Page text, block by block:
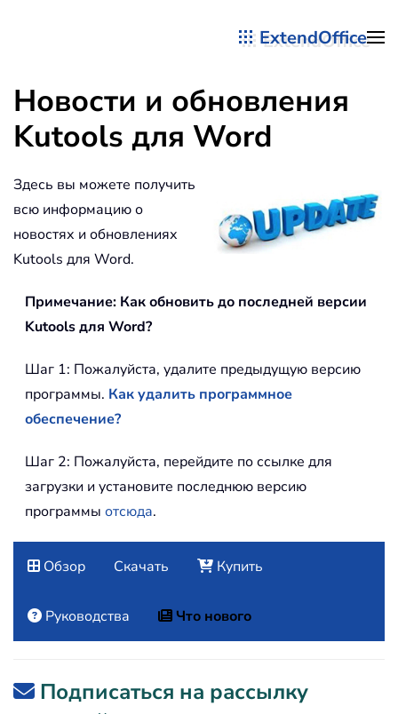
ExtendOffice
Новости и обновления
Kutools для Word
Здесь вы можете получить
всю информацию о
новостях и обновлениях
Kutools для Word.
Примечание: Как обновить до последней версии
Kutools для Word?
Шаг 1: Пожалуйста, удалите предыдущую версию
программы. Как удалить программное
обеспечение?
Шаг 2: Пожалуйста, перейдите по ссылке для
загрузки и установите последнюю версию
программы отсюда.
Обзор Скачать Купить
Руководства Что нового
Подписаться на рассылку